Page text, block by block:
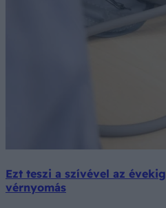
Ezt teszi a szívével az
vérnyomás